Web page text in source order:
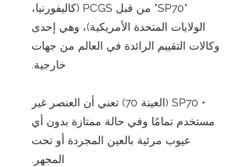
"SP70" من قبل PCGS (كاليفورنيا،
الولايات المتحدة الأمريكية)، وهي إحدى
وكالات التقييم الرائدة في العالم من جهات
خارجية.
• SP70 (العينة 70) تعني أن العنصر غير
مستخدم تمامًا وفي حالة ممتازة بدون أي
عيوب مرئية بالعين المجردة أو تحت
المجهر.